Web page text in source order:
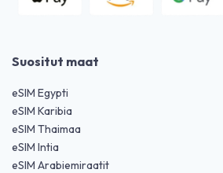
Suositut maat
eSIM Egypti
eSIM Karibia
eSIM Thaimaa
eSIM Intia
eSIM Arabiemiraatit